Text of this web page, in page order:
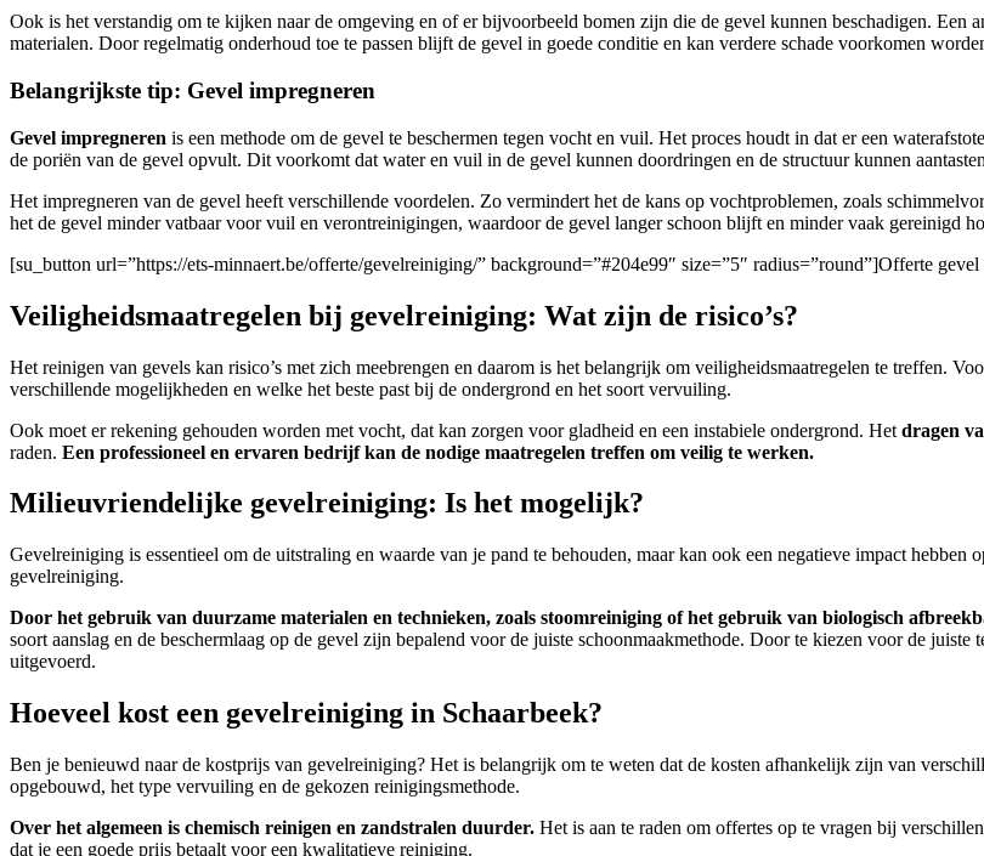
Ook is het verstandig om te kijken naar de omgeving en of er bijvoorbeeld bomen zijn die de gevel kunnen beschadigen. Een
materialen. Door regelmatig onderhoud toe te passen blijft de gevel in goede conditie en kan verdere schade voorkomen
Belangrijkste tip: Gevel impregneren
Gevel impregneren is een methode om de gevel te beschermen tegen vocht en vuil. Het proces houdt in dat er een
de poriën van de gevel opvult. Dit voorkomt dat water en vuil in de gevel kunnen doordringen en de structuur kunnen
Het impregneren van de gevel heeft verschillende voordelen. Zo vermindert het de kans op vochtproblemen, zoals
het de gevel minder vatbaar voor vuil en verontreinigingen, waardoor de gevel langer schoon blijft en minder vaak gereinigd
[su_button url=”https://ets-minnaert.be/offerte/gevelreiniging/” background=”#204e99″ size=”5″ radius=”round”]Offerte
Veiligheidsmaatregelen bij gevelreiniging: Wat zijn de risico’s?
Het reinigen van gevels kan risico’s met zich meebrengen en daarom is het belangrijk om veiligheidsmaatregelen te treffen.
verschillende mogelijkheden en welke het beste past bij de ondergrond en het soort vervuiling.
Ook moet er rekening gehouden worden met vocht, dat kan zorgen voor gladheid en een instabiele ondergrond. Het dragen
raden. Een professioneel en ervaren bedrijf kan de nodige maatregelen treffen om veilig te werken.
Milieuvriendelijke gevelreiniging: Is het mogelijk?
Gevelreiniging is essentieel om de uitstraling en waarde van je pand te behouden, maar kan ook een negatieve impact
gevelreiniging.
Door het gebruik van duurzame materialen en technieken, zoals stoomreiniging of het gebruik van biologisch
soort aanslag en de beschermlaag op de gevel zijn bepalend voor de juiste schoonmaakmethode. Door te kiezen voor de
uitgevoerd.
Hoeveel kost een gevelreiniging in Schaarbeek?
Ben je benieuwd naar de kostprijs van gevelreiniging? Het is belangrijk om te weten dat de kosten afhankelijk zijn van
opgebouwd, het type vervuiling en de gekozen reinigingsmethode.
Over het algemeen is chemisch reinigen en zandstralen duurder. Het is aan te raden om offertes op te vragen bij
dat je een goede prijs betaalt voor een kwalitatieve reiniging.